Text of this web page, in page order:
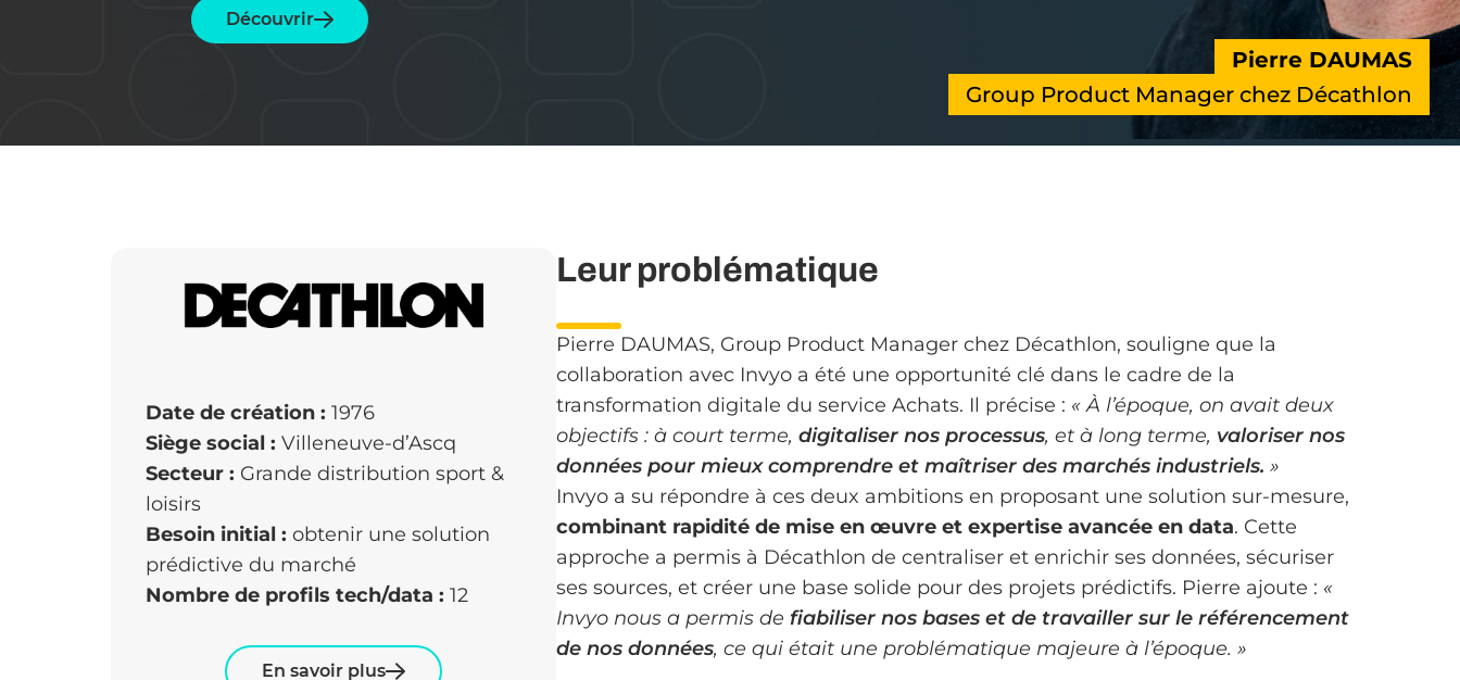
Découvrir
Pierre DAUMAS
Group Product Manager chez Décathlon
Date de création : 1976
Siège social : Villeneuve-d’Ascq
Secteur : Grande distribution sport &
loisirs
Besoin initial : obtenir une solution
prédictive du marché
Nombre de profils tech/data : 12
En savoir plus
Leur problématique
Pierre DAUMAS, Group Product Manager chez Décathlon, souligne que la
collaboration avec Invyo a été une opportunité clé dans le cadre de la
transformation digitale du service Achats. Il précise : « À l’époque, on avait deux
objectifs : à court terme, digitaliser nos processus, et à long terme, valoriser nos
données pour mieux comprendre et maîtriser des marchés industriels. »
Invyo a su répondre à ces deux ambitions en proposant une solution sur-mesure,
combinant rapidité de mise en œuvre et expertise avancée en data. Cette
approche a permis à Décathlon de centraliser et enrichir ses données, sécuriser
ses sources, et créer une base solide pour des projets prédictifs. Pierre ajoute : «
Invyo nous a permis de fiabiliser nos bases et de travailler sur le référencement
de nos données, ce qui était une problématique majeure à l’époque. »